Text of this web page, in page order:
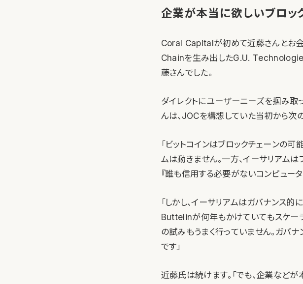
企業が本当に欲しいブロ
Coral Capitalが初めて近藤さんとお
Chainを生み出したG.U.
藤さんでした。
ダイレクトにユーザーニーズを掴み取
んは、JOCを構想していた当初から次
「ビットコインはブロックチェーンの可
ムは動きません。一方、イーサリアム
『誰も信用する必要がないコンピュー
「しかし、イーサリアムはガバナンス
Buttelinが何年もかけていてもスケー
の試みもうまく行っていません。ガバ
です」
近藤氏は続けます。「でも、企業など